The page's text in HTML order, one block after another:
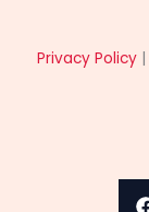
Privacy Policy|